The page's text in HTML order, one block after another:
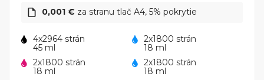
0,001 € za stranu tlač A4, 5% pokrytie
4x2964 strán
45 ml
2x1800 strán
18 ml
2x1800 strán
18 ml
2x1800 strán
18 ml